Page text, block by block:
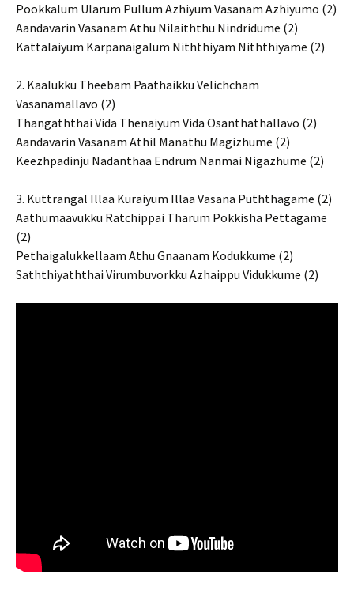
Pookkalum Ularum Pullum Azhiyum Vasanam Azhiyumo (2)
Aandavarin Vasanam Athu Nilaiththu Nindridume (2)
Kattalaiyum Karpanaigalum Niththiyam Niththiyame (2)
2. Kaalukku Theebam Paathaikku Velichcham
Vasanamallavo (2)
Thangaththai Vida Thenaiyum Vida Osanthathallavo (2)
Aandavarin Vasanam Athil Manathu Magizhume (2)
Keezhpadinju Nadanthaa Endrum Nanmai Nigazhume (2)
3. Kuttrangal Illaa Kuraiyum Illaa Vasana Puththagame (2)
Aathumaavukku Ratchippai Tharum Pokkisha Pettagame
(2)
Pethaigalukkellaam Athu Gnaanam Kodukkume (2)
Saththiyaththai Virumbuvorkku Azhaippu Vidukkume (2)